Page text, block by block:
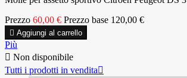
Prezzo 60,00 € Prezzo base 120,00 €
 Aggiungi al carrello
Più
 Non disponibile
Tutti i prodotti in vendita